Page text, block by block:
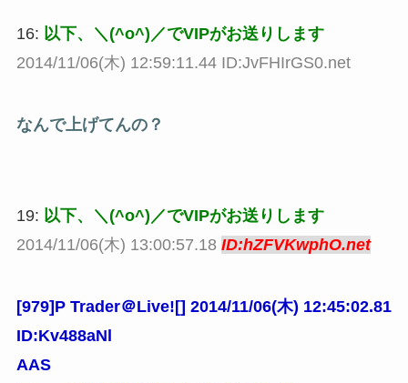
16: 以下、＼(^o^)／でVIPがお送りします
2014/11/06(木) 12:59:11.44 ID:JvFHIrGS0.net
なんで上げてんの？
19: 以下、＼(^o^)／でVIPがお送りします
2014/11/06(木) 13:00:57.18 ID:hZFVKwphO.net
[979]P Trader＠Live![] 2014/11/06(木) 12:45:02.81
ID:Kv488aNl
AAS